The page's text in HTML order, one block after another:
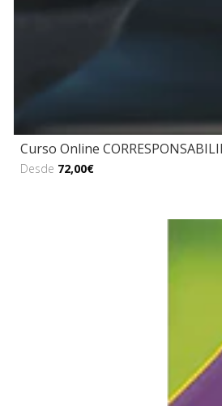
Curso Online
Desde 72,00€